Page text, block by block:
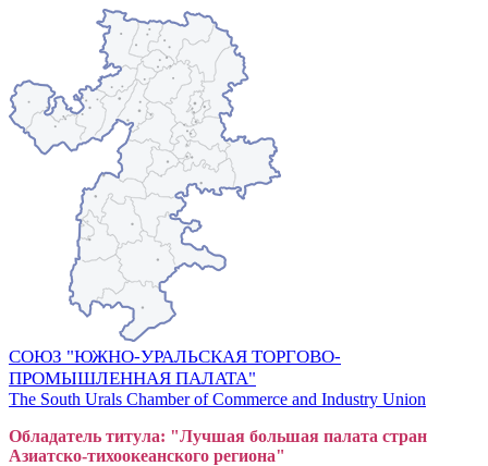
СОЮЗ "ЮЖНО-УРАЛЬСКАЯ ТОРГОВО-
ПРОМЫШЛЕННАЯ ПАЛАТА"
The South Urals Chamber of Commerce and Industry Union
Обладатель титула: "Лучшая большая палата стран
Азиатско-тихоокеанского региона"